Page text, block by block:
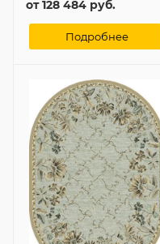
от128 484 руб.
Подробнее